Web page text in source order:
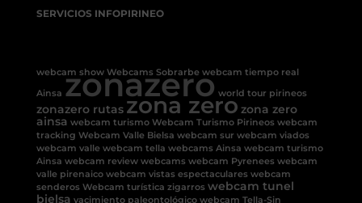
SERVICIOS INFOPIRINEO
webcam show Webcams Sobrarbe webcam tiempo real
Ainsa zonazero world tour pirineos
zonazero rutas zona zero zona zero
ainsa webcam turismo Webcam Turismo Pirineos webcam
tracking Webcam Valle Bielsa webcam sur webcam viados
webcam valle webcam tella webcams Ainsa webcam turismo
Ainsa webcam review webcams webcam Pyrenees webcam
valle pirenaico webcam vistas espectaculares webcam
senderos Webcam turística zigarros webcam tunel
bielsa yacimiento paleontológico webcam Tella-Sin